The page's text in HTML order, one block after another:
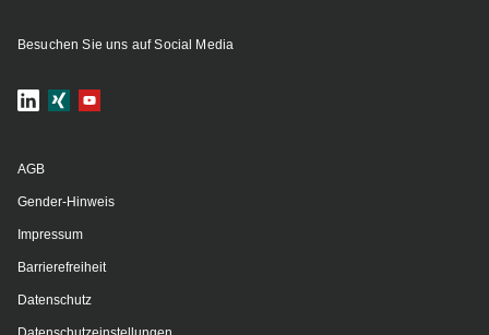
Besuchen Sie uns auf Social Media
AGB
Gender-Hinweis
Impressum
Barrierefreiheit
Datenschutz